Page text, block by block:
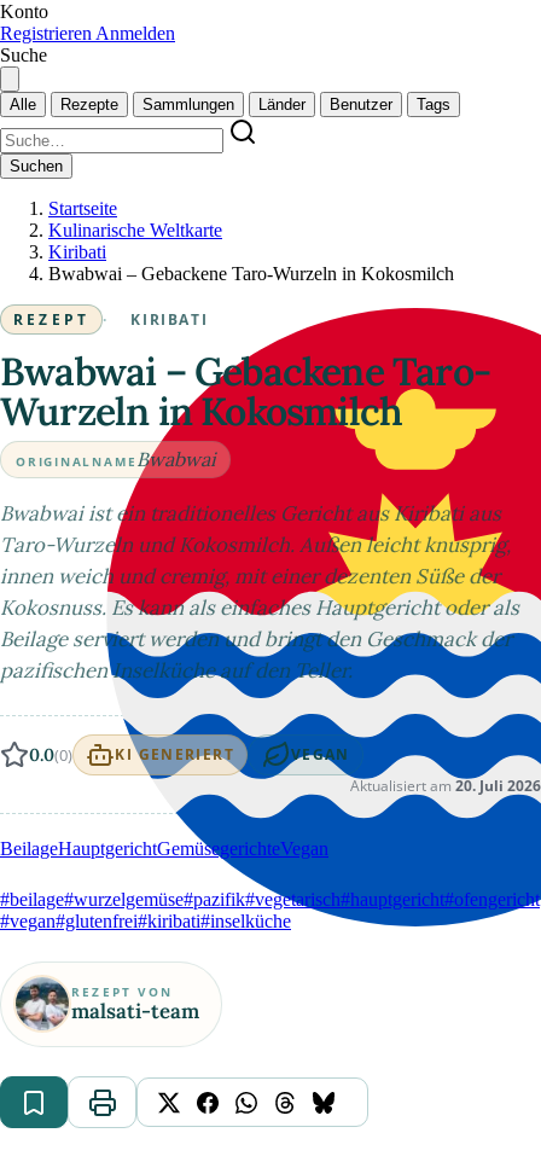
Konto
Registrieren Anmelden
Suche
Alle Rezepte Sammlungen Länder Benutzer Tags
Suchen
Startseite
Kulinarische Weltkarte
Kiribati
Bwabwai – Gebackene Taro-Wurzeln in Kokosmilch
REZEPT · KIRIBATI
Bwabwai – Gebackene Taro-
Wurzeln in Kokosmilch
ORIGINALNAME Bwabwai
Bwabwai ist ein traditionelles Gericht aus Kiribati aus
Taro-Wurzeln und Kokosmilch. Außen leicht knusprig,
innen weich und cremig, mit einer dezenten Süße der
Kokosnuss. Es kann als einfaches Hauptgericht oder als
Beilage serviert werden und bringt den Geschmack der
pazifischen Inselküche auf den Teller.
0.0(0) KI GENERIERT VEGAN
Aktualisiert am 20. Juli 2026
BeilageHauptgerichtGemüsegerichteVegan
#beilage#wurzelgemüse#pazifik#vegetarisch#hauptgericht#ofengericht
#vegan#glutenfrei#kiribati#inselküche
REZEPT VON
malsati-team